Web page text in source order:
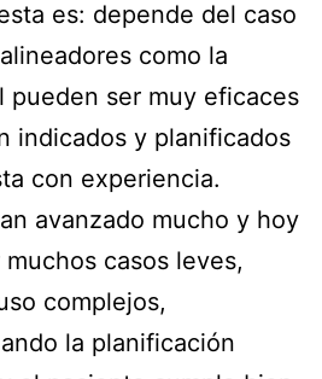
es: depende del caso
como la
pueden ser muy eficaces
indicados y planificados
con experiencia.
avanzado mucho y hoy
casos leves,
complejos,
la planificación